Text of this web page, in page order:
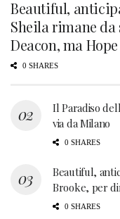
Beautiful,
Sheila rimane da
Deacon, ma
0 SHARES
Il Paradiso
via da Milano
0 SHARES
Beautiful,
Brooke, per
0 SHARES